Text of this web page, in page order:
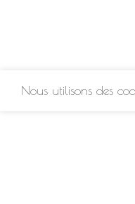
Nous utilisons des